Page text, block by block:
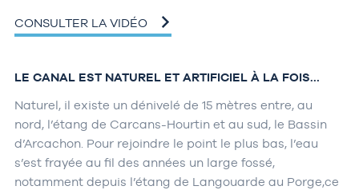
CONSULTER LA VIDÉO
LE CANAL EST NATUREL ET ARTIFICIEL À LA FOIS…
Naturel, il existe un dénivelé de 1­5 mètres entre, au
nord, l’étang de Carcans-Hourtin et au sud, le Bassin
d’Arcachon. Pour rejoindre le point le plus bas, l’eau
s’est frayée au fil des années un large fossé,
notamment depuis l’étang de Langouarde au Porge,ce